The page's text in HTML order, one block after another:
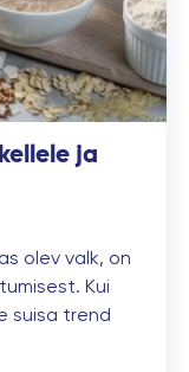
ja
olev valk, on
Kui
suisa trend